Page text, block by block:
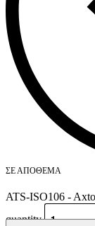
ΣΕ ΑΠΌΘΕΜΑ
ATS-ISO106 -
quantity